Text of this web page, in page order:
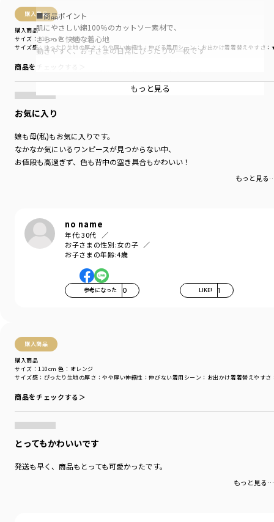
購入商品
購入商品
サイズ感：ゆったり 生地の厚さ ：やや厚い伸縮性：伸びる着用シーン：お出かけ着着替えやすさ
サイズ：110cm色：オレンジ
商品をチェックする＞
お気に入り
娘も母(私)もお気に入りです。
なかなか気にいるワンピースが見つからない中、
お値段も高過ぎず、色も背中の空き具合もかわいい！
もっと見る
no name
年代:30代
お子さまの性別:女の子
お子さまの年齢:4歳
参考になった 0 LIKE! 1
購入商品
購入商品
サイズ感 ：ぴったり 生地の厚さ ：やや厚い伸縮性 ：伸びない着用シーン ：お出かけ着着替えやすさ
サイズ：110cm 色：オレンジ
商品をチェックする＞
とってもかわいいです
発送も早く、商品もとっても可愛かったです。
もっと見る…
■商品ポイント
肌にやさしい綿100％のカットソー素材で、
さらっと快適な着心地
動きやすく、お子さまの日常にぴったりの一枚です
立体感のあるシルエットに
ほんのり背中が見えるデザインが、さりげない
おしゃれ感を演出します
■素材
本体部分：綿100％生地を使用
着用イメージ/カラー：オレンジ
モデル：身長108.0cm 体重18kg
サイズ：サイズ110
／branshes
性別タイプ
もっと見る